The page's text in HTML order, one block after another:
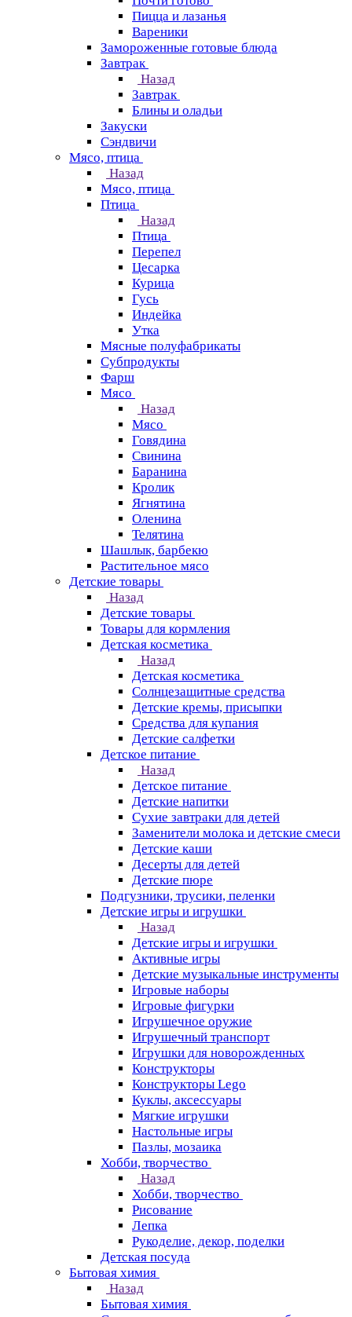
Пицца и лазанья
Вареники
Замороженные готовые блюда
Завтрак
Назад
Завтрак
Блины и оладьи
Закуски
Сэндвичи
Мясо, птица
Назад
Мясо, птица
Птица
Назад
Птица
Перепел
Цесарка
Курица
Гусь
Индейка
Утка
Мясные полуфабрикаты
Субпродукты
Фарш
Мясо
Назад
Мясо
Говядина
Свинина
Баранина
Кролик
Ягнятина
Оленина
Телятина
Шашлык, барбекю
Растительное мясо
Детские товары
Назад
Детские товары
Товары для кормления
Детская косметика
Назад
Детская косметика
Солнцезащитные средства
Детские кремы, присыпки
Средства для купания
Детские салфетки
Детское питание
Назад
Детское питание
Детские напитки
Сухие завтраки для детей
Заменители молока и детские смеси
Детские каши
Десерты для детей
Детские пюре
Подгузники, трусики, пеленки
Детские игры и игрушки
Назад
Детские игры и игрушки
Активные игры
Детские музыкальные инструменты
Игровые наборы
Игровые фигурки
Игрушечное оружие
Игрушечный транспорт
Игрушки для новорожденных
Конструкторы
Конструкторы Lego
Куклы, аксессуары
Мягкие игрушки
Настольные игры
Пазлы, мозаика
Хобби, творчество
Назад
Хобби, творчество
Рисование
Лепка
Рукоделие, декор, поделки
Детская посуда
Бытовая химия
Назад
Бытовая химия